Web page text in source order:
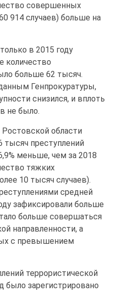
совершенных
914 случаев) больше на
в 2015 году
количество
больше 62 тысяч.
Генпрокуратуры,
снизился, и вплоть
не было.
области
тысяч преступлений
меньше, чем за 2018
тяжких
10 тысяч случаев).
средней
зафиксировали больше
больше совершаться
направленности, а
с превышением
террористической
было зарегистрировано